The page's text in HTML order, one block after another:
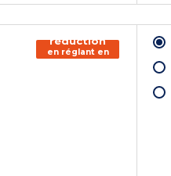
150€ de
réduction
en réglant en
chèque